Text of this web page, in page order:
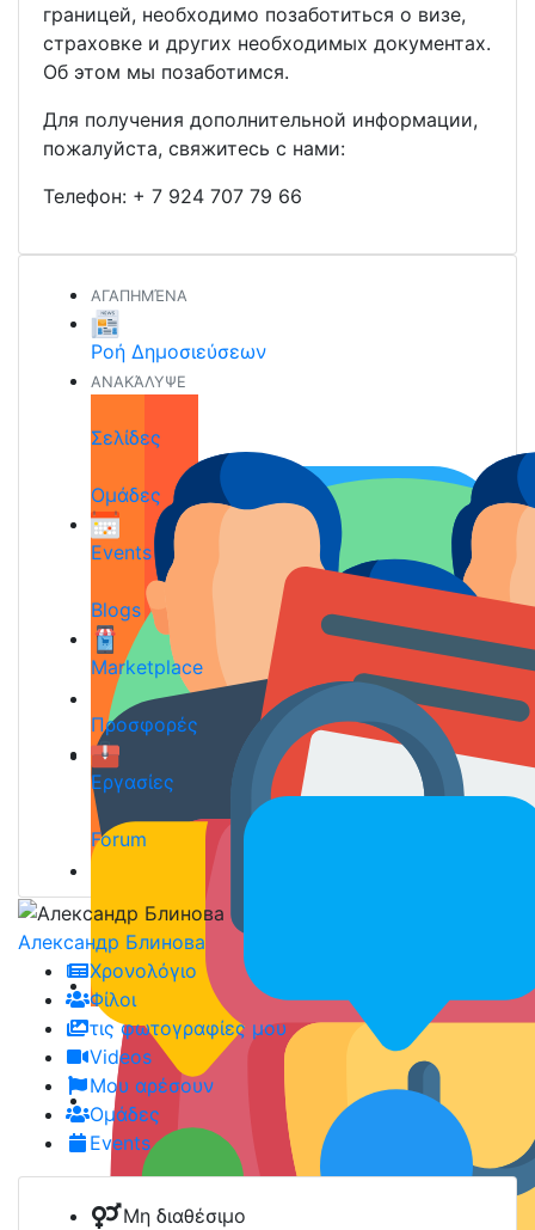
границей, необходимо позаботиться о визе,
страховке и других необходимых документах.
Об этом мы позаботимся.
Для получения дополнительной информации,
пожалуйста, свяжитесь с нами:
Телефон: + 7 924 707 79 66
ΑΓΑΠΗΜΈΝΑ
Ροή Δημοσιεύσεων
ΑΝΑΚΆΛΥΨΕ
Σελίδες
Ομάδες
Events
Blogs
Marketplace
Προσφορές
Εργασίες
Forum
Александр Блиновa
Χρονολόγιο
Φίλοι
τις φωτογραφίες μου
Videos
Μου αρέσουν
Ομάδες
Events
Μη διαθέσιμο